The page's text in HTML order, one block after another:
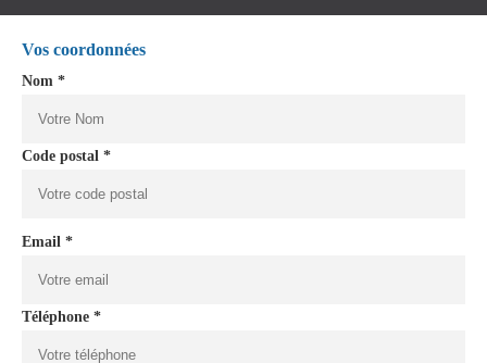
Vos coordonnées
Nom *
Code postal *
Email *
Téléphone *